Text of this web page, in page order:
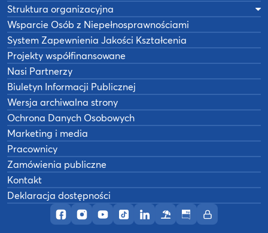
Profil AWF Poznań w serwisie Facebook
Profil AWF Poznań w serwisie Instagram
Profil AWF Poznań w serwisie YouTube
Profil AWF Poznań w serwisie
Profil AWF Poznań w
OśrodekBiuletynIntranet
Struktura organizacyjna
Wsparcie Osób z Niepełnosprawnościami
System Zapewnienia Jakości Kształcenia
Projekty współfinansowane
Nasi Partnerzy
Biuletyn Informacji Publicznej
Wersja archiwalna strony
Ochrona Danych Osobowych
Marketing i media
Pracownicy
Zamówienia publiczne
Kontakt
Deklaracja dostępności